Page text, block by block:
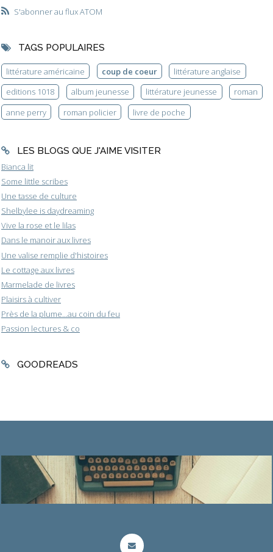
S'abonner au flux ATOM
TAGS POPULAIRES
littérature américaine coup de coeur
littérature anglaise
editions 1018
album jeunesse littérature jeunesse
roman
anne perry
roman policier livre de poche
LES BLOGS QUE J'AIME VISITER
Bianca lit
Some little scribes
Une tasse de culture
Shelbylee is daydreaming
Vive la rose et le lilas
Dans le manoir aux livres
Une valise remplie d'histoires
Le cottage aux livres
Marmelade de livres
Plaisirs à cultiver
Près de la plume...au coin du feu
Passion lectures & co
GOODREADS